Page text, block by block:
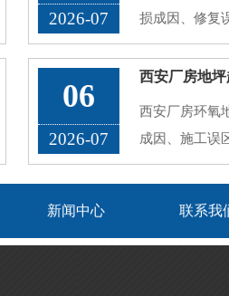
2026-07
损成因、修复
问题。
06
2026-07
西安厂房地
西安厂房环氧
成因、施工误
新闻中心 联系我